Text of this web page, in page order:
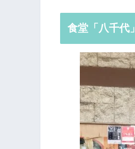
食堂「八千代」